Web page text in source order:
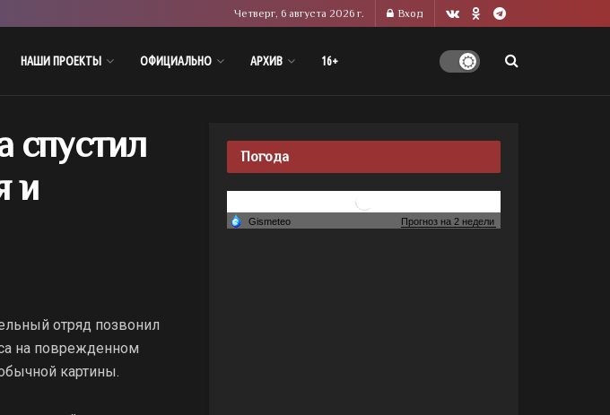
Четверг, 6 августа 2026 г. Вход
НАШИ ПРОЕКТЫ ОФИЦИАЛЬНО АРХИВ 16+
спустил
и
отряд позвонил
на поврежденном
картины.
Погода